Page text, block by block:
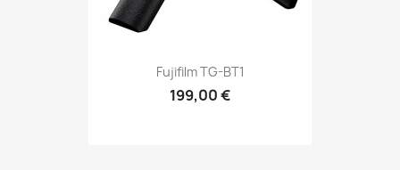
Fujifilm TG-BT1
199,00 €